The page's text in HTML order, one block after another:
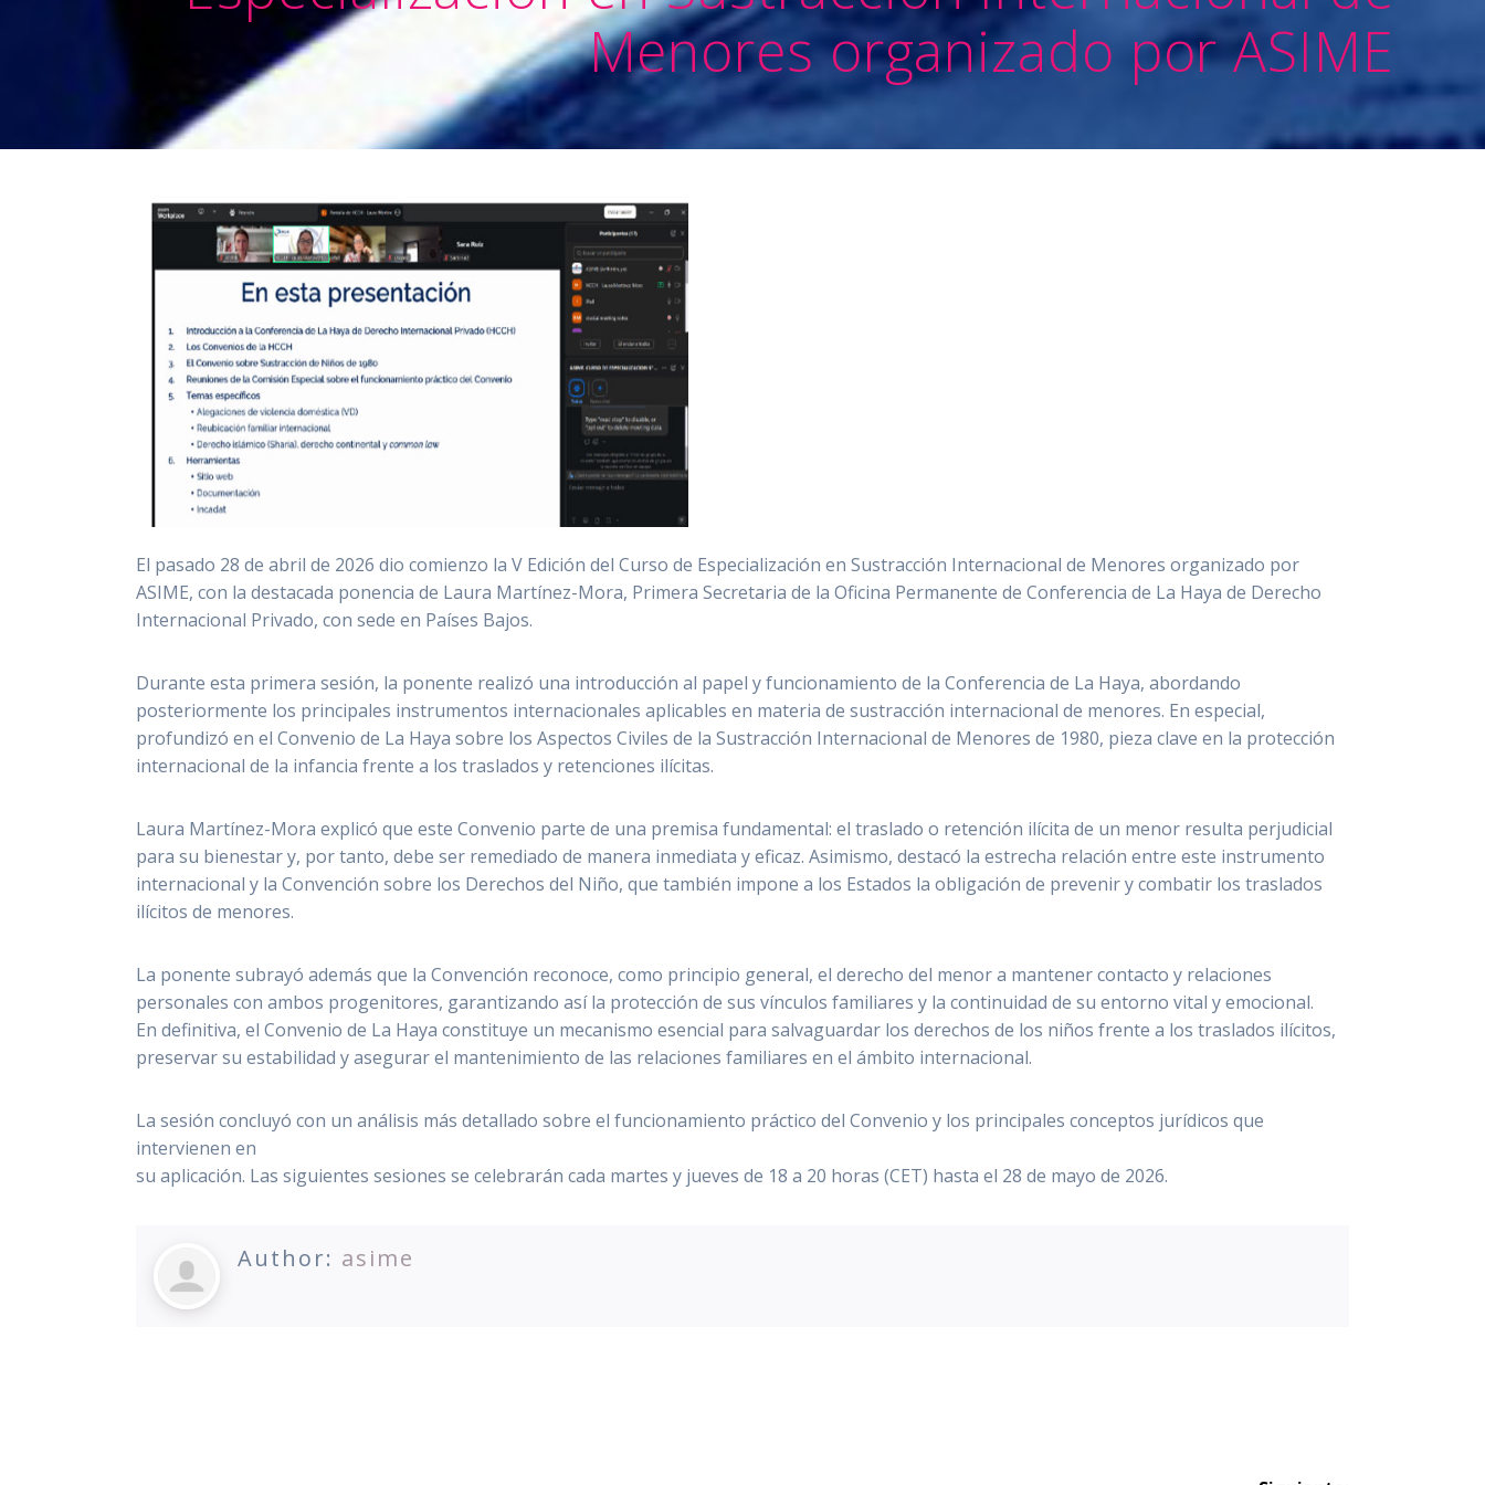
Menores organizado por ASIME
El pasado 28 de abril de 2026 dio comienzo la V Edición del Curso de Especialización en Sustracción Internacional de Menores organizado por
ASIME, con la destacada ponencia de Laura Martínez-Mora, Primera Secretaria de la Oficina Permanente de Conferencia de La Haya de Derecho
Internacional Privado, con sede en Países Bajos.
Durante esta primera sesión, la ponente realizó una introducción al papel y funcionamiento de la Conferencia de La Haya, abordando
posteriormente los principales instrumentos internacionales aplicables en materia de sustracción internacional de menores. En especial,
profundizó en el Convenio de La Haya sobre los Aspectos Civiles de la Sustracción Internacional de Menores de 1980, pieza clave en la protección
internacional de la infancia frente a los traslados y retenciones ilícitas.
Laura Martínez-Mora explicó que este Convenio parte de una premisa fundamental: el traslado o retención ilícita de un menor resulta perjudicial
para su bienestar y, por tanto, debe ser remediado de manera inmediata y eficaz. Asimismo, destacó la estrecha relación entre este instrumento
internacional y la Convención sobre los Derechos del Niño, que también impone a los Estados la obligación de prevenir y combatir los traslados
ilícitos de menores.
La ponente subrayó además que la Convención reconoce, como principio general, el derecho del menor a mantener contacto y relaciones
personales con ambos progenitores, garantizando así la protección de sus vínculos familiares y la continuidad de su entorno vital y emocional.
En definitiva, el Convenio de La Haya constituye un mecanismo esencial para salvaguardar los derechos de los niños frente a los traslados ilícitos,
preservar su estabilidad y asegurar el mantenimiento de las relaciones familiares en el ámbito internacional.
La sesión concluyó con un análisis más detallado sobre el funcionamiento práctico del Convenio y los principales conceptos jurídicos que
intervienen en
su aplicación. Las siguientes sesiones se celebrarán cada martes y jueves de 18 a 20 horas (CET) hasta el 28 de mayo de 2026.
Author: asime